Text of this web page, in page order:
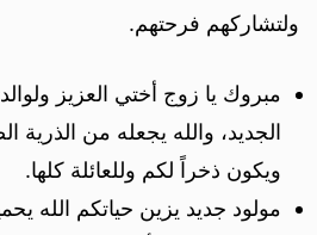
ولتشاركهم فرحتهم.
مبروك يا زوج أختي العزيز
الجديد، والله يجعله من الذرية
ويكون ذخراً لكم وللعائلة كلها.
مولود جديد يزين حياتكم الله